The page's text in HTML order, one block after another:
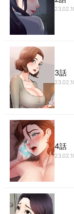
3話
4話